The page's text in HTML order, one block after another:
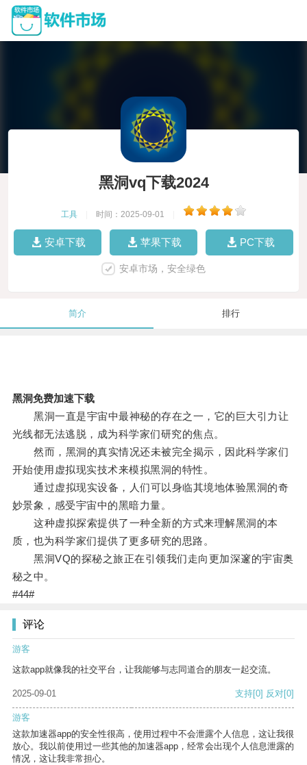
黑洞vq下载2024
工具 时间：2025-09-01
安卓下载 苹果下载 PC下载
安卓市场，安全绿色
简介 排行
黑洞免费加速下载
黑洞一直是宇宙中最神秘的存在之一，它的巨大引力让
光线都无法逃脱，成为科学家们研究的焦点。
然而，黑洞的真实情况还未被完全揭示，因此科学家们
开始使用虚拟现实技术来模拟黑洞的特性。
通过虚拟现实设备，人们可以身临其境地体验黑洞的奇
妙景象，感受宇宙中的黑暗力量。
这种虚拟探索提供了一种全新的方式来理解黑洞的本
质，也为科学家们提供了更多研究的思路。
黑洞VQ的探秘之旅正在引领我们走向更加深邃的宇宙奥
秘之中。
#44#
评论
游客
这款app就像我的社交平台，让我能够与志同道合的朋友一起交流。
2025-09-01 支持[0] 反对[0]
游客
这款加速器app的安全性很高，使用过程中不会泄露个人信息，这让我很
放心。我以前使用过一些其他的加速器app，经常会出现个人信息泄露的
情况，这让我非常担心。